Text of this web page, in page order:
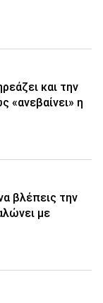
και την
«ανεβαίνει» η
βλέπεις την
με